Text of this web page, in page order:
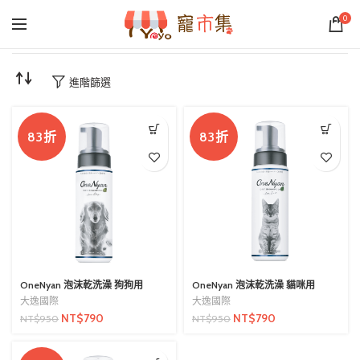
0
進階篩選
83折
OneNyan 泡沫乾洗澡 狗狗用
大逸國際
NT$950 NT$790
83折
OneNyan 泡沫乾洗澡 貓咪用
大逸國際
NT$950 NT$790